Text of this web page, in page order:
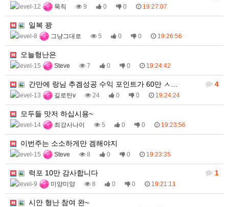
묵직 9 0 0 19:27:07
일복 꽝
그냥그대로 5 0 0 19:26:56
오늘형난은
Steve 7 0 0 19:24:42
4
간만에 랑님 추겜성공 수익 포인트가 60만 ㅅ…
길로틴v 24 0 0 19:24:24
모두들 맛저 하십시용~
최강사나이 5 0 0 19:23:56
이번주는 소소하게만 겜해야지
Steve 8 0 0 19:23:35
1
럭포 10만 감사합니다
미양미양 8 0 0 19:21:11
시안 형난 참여 완~